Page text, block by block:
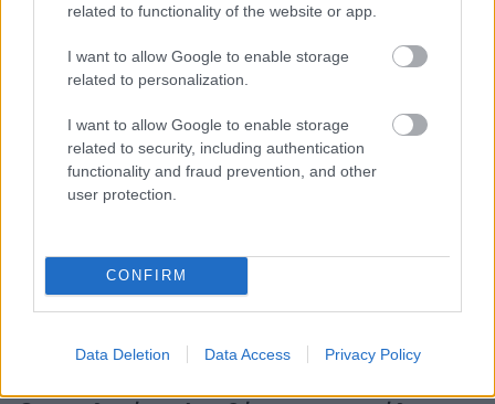
related to functionality of the website or app.
I want to allow Google to enable storage
related to personalization.
I want to allow Google to enable storage
related to security, including authentication
functionality and fraud prevention, and other
user protection.
CONFIRM
Data Deletion Data Access Privacy Policy